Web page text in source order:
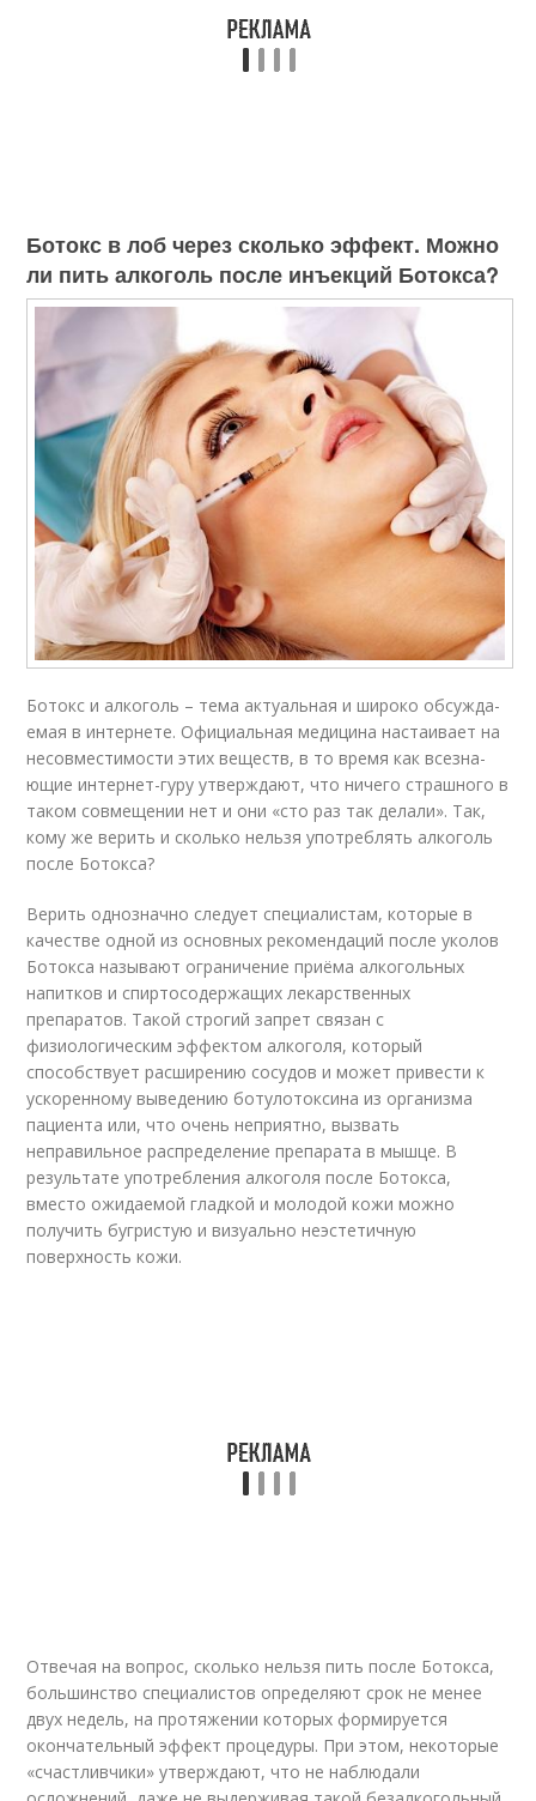
Ботокс в лоб через сколько эффект. Можно
ли пить алкоголь после инъекций Ботокса?
Ботокс и алкоголь – тема ак­ту­аль­ная и широко обсуж­да­
емая в ин­тернете. Официальная меди­ци­на настаивает на
несов­мес­ти­мос­ти этих веществ, в то время как все­зна­
ющие интернет-гуру утвер­жда­ют, что ничего страшно­го в
таком совмещении нет и они «сто раз так делали». Так,
кому же верить и сколько нельзя употреблять ал­коголь
после Ботокса?
Верить однозначно следует специалистам, которые в
качестве одной из основных рекомендаций после уколов
Ботокса называют ограничение приёма алкогольных
напитков и спиртосодержащих лекарственных
препаратов. Такой строгий запрет связан с
физиологическим эффектом алкоголя, который
способствует расширению сосудов и может привести к
ускоренному выведению ботулотоксина из организма
пациента или, что очень неприятно, вызвать
неправильное распределение препарата в мышце. В
результате употребления ал­ко­го­ля после Ботокса,
вместо ожидаемой гладкой и молодой кожи можно
получить бугристую и визуально неэстетичную
поверхность кожи.
Отвечая на вопрос, сколько нельзя пить после Ботокса,
большинство специалистов определяют срок не менее
двух недель, на протяжении которых формируется
окончательный эффект процедуры. При этом, некоторые
«счастливчики» утверждают, что не наблюдали